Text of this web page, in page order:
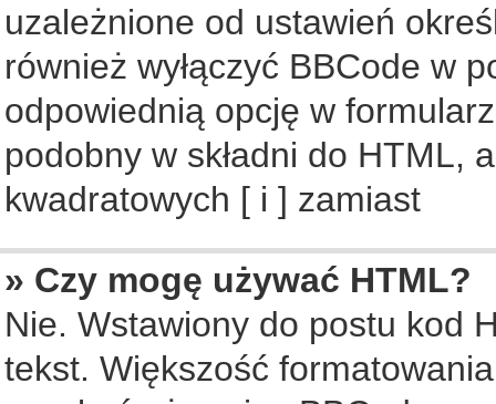
uzależnione od ustawień
również wyłączyć BBCode w
odpowiednią opcję w
podobny w składni do HTML,
kwadratowych [ i ] zamiast
» Czy mogę używać HTML?
Nie. Wstawiony do postu kod
tekst. Większość